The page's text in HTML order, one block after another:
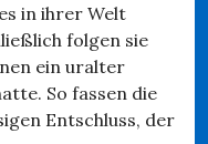
in ihrer Welt
folgen sie
ein uralter
So fassen die
Entschluss, der